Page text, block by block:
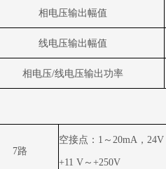
相电压输出幅值
线电压输出幅值
相电压/线电压输出功率
7路
空接点：1～20mA，24V
+11 V～+250V